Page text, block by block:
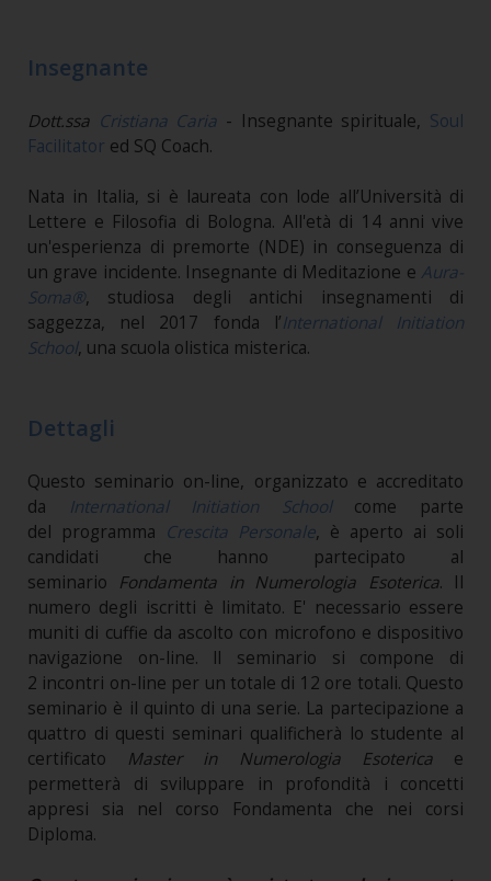
Insegnante
Dott.ssa Cristiana Caria - Insegnante spirituale, Soul
Facilitator ed SQ Coach.
Nata in Italia, si è laureata con lode all’Università di
Lettere e Filosofia di Bologna. All'età di 14 anni vive
un'esperienza di premorte (NDE) in conseguenza di
un grave incidente. Insegnante di Meditazione e Aura-
Soma®, studiosa degli antichi insegnamenti di
saggezza, nel 2017 fonda l’International Initiation
School, una scuola olistica misterica.
Dettagli
Questo seminario on-line, organizzato e accreditato
da
International Initiation Schoolcome parte
del programma Crescita Personale, è aperto ai soli
candidati che hanno partecipato al
seminario Fondamenta in Numerologia Esoterica. Il
numero degli iscritti è limitato. E' necessario essere
muniti di cuffie da ascolto con microfono e dispositivo
navigazione on-line. ll seminario si compone di
2 incontri on-line per un totale di 12 ore totali. Questo
seminario è il quinto di una serie. La partecipazione a
quattro di questi seminari qualificherà lo studente al
certificato Master in Numerologia Esotericae
permetterà di sviluppare in profondità i concetti
appresi sia nel corso Fondamenta che nei corsi
Diploma.